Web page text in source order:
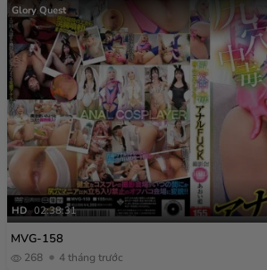
Glory Quest
HD 02:38:31
MVG-158
268 4 tháng trước